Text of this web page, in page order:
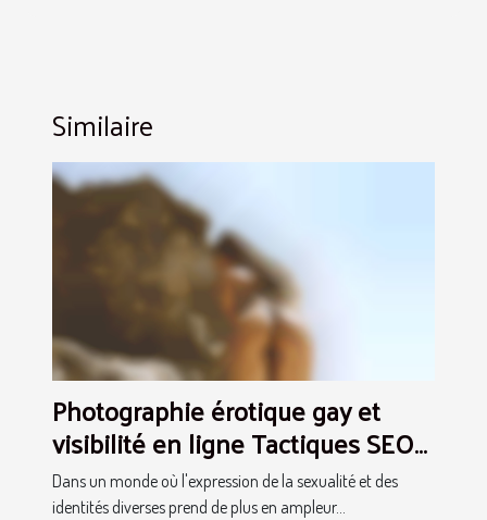
Similaire
Photographie érotique gay et
visibilité en ligne Tactiques SEO
pour un succès discret
Dans un monde où l'expression de la sexualité et des
identités diverses prend de plus en ampleur...